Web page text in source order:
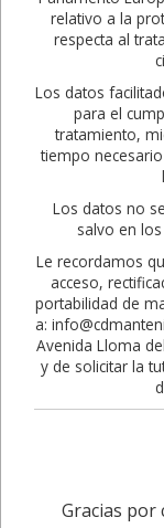
relativo a la
respecta al
Los datos
para el
tratamiento,
tiempo
Los datos no
salvo en
Le recordamos
acceso,
portabilidad de
a:
Avenida Lloma
y de solicitar la
Gracias por